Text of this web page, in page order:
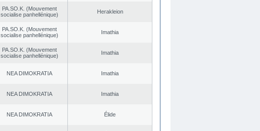
PA.SO.K. (Mouvement
socialise panhellénique)
Herakleion
PA.SO.K. (Mouvement
socialise panhellénique)
Imathia
PA.SO.K. (Mouvement
socialise panhellénique)
Imathia
NEA DΙMOKRATIA Imathia
NEA DΙMOKRATIA Imathia
NEA DΙMOKRATIA Élide